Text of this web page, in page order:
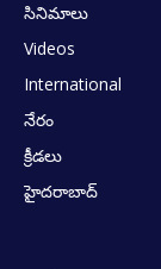
సినిమాలు
Videos
International
నేరం
క్రీడలు
హైదరాబాద్